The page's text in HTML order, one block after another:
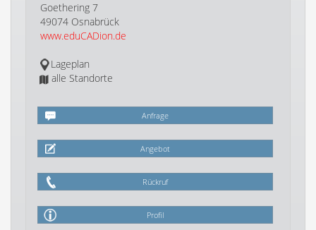
Goethering 7
49074 Osnabrück
www.eduCADion.de
Lageplan
alle Standorte
Anfrage
Angebot
Rückruf
Profil